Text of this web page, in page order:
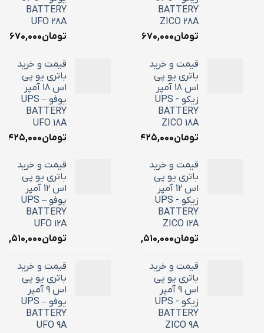
BATTERY
ZICO 28A
تومان۱۰,۶۷۰,۰۰۰
قیمت و خرید
باتری یو پی
اس 18 آمپر
زیکو - UPS
BATTERY
ZICO 18A
تومان۷,۴۲۵,۰۰۰
قیمت و خرید
باتری یو پی
اس 12 آمپر
زیکو - UPS
BATTERY
ZICO 12A
تومان۴,۵۱۰,۰۰۰
قیمت و خرید
باتری یو پی
اس 9 آمپر
زیکو - UPS
BATTERY
ZICO 9A
BATTERY
UFO 28A
تومان۱۰,۶۷۰,۰۰۰
قیمت و خرید
باتری یو پی
اس 18 آمپر
یوفو – UPS
BATTERY
UFO 18A
تومان
قیمت و خرید
باتری یو پی
اس 12 آمپر
یوفو – UPS
BATTERY
UFO 12A
تومان۴,۵۱۰,۰۰۰
قیمت و خرید
باتری یو پی
اس 9 آمپر
یوفو – UPS
BATTERY
UFO 9A